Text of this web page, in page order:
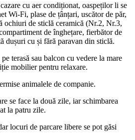
cu aer condiționat, oaspeților li se
Wi-Fi, plase de țânțari, uscător de păr,
ochiuri de sticlă ceramică (Nr.2, Nr.3,
de înghețare, fierbător de
dușuri cu și fără paravan din sticlă.
terasă sau balcon cu vedere la mare
mobilier pentru relaxare.
animalele de companie.
se face la două zile, iar schimbarea
la patru zile.
locuri de parcare libere se pot găsi